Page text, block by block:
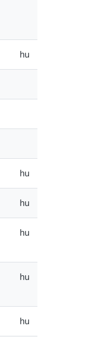
hu
hu
hu
hu
hu
hu